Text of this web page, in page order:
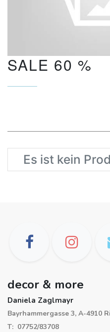
SALE 60 %
Es ist kein
decor & more
Daniela Zaglmayr
Bayrhammergasse 3, A-4910
T: 07752/83708